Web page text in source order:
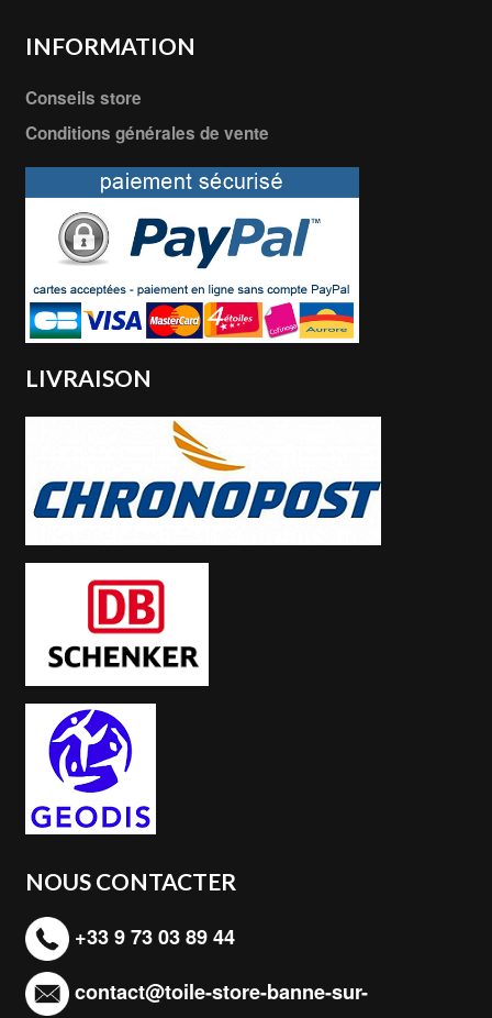
INFORMATION
Conseils store
Conditions générales de vente
LIVRAISON
NOUS CONTACTER
+33 9 73 03 89 44
contact@toile-store-banne-sur-